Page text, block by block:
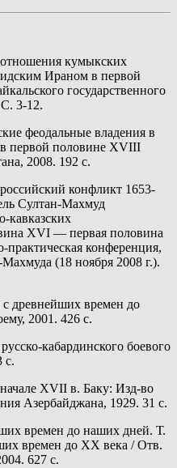
кумыкских
Ираном в первой
государственного
3-12.
феодальные владения в
первой половине XVIII
2008. 192 с.
конфликт 1653-
Султан-Махмуд
кавказских
XVI — первая половина
конференция,
(18 ноября 2008 г.).
древнейших времен до
2001. 426 с.
кабардинского боевого
с.
ХVII в. Баку: Изд-во
Азербайджана, 1929. 31 с.
времен до наших дней. Т.
времен до ХХ века / Отв.
627 с.